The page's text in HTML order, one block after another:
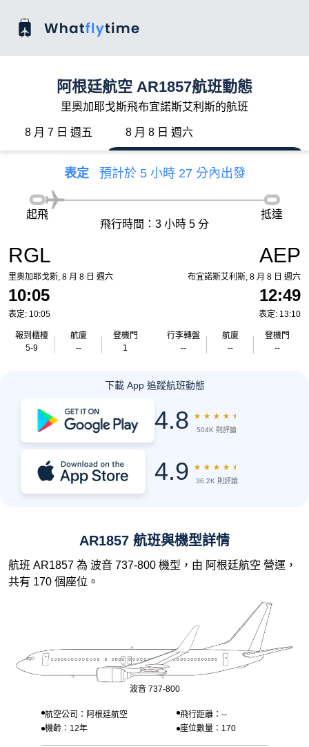
阿根廷航空 AR1857航班動態
里奧加耶戈斯飛布宜諾斯艾利斯的航班
8 月 7 日 週五 8 月 8 日 週六
表定 預計於 5 小時 27 分內出發
RGL
里奧加耶戈斯, 8 月 8 日 週六
10:05
表定: 10:05
報到櫃檯
5-9
航廈
--
登機門
1
起飛
飛行時間：3 小時 5 分
抵達
AEP
布宜諾斯艾利斯, 8 月 8 日 週六
12:49
表定: 13:10
行李轉盤
--
航廈
--
登機門
--
下載 App 追蹤航班動態
4.8 ★ ★ ★ ★ ★
504K 則評論
4.9 ★ ★ ★ ★ ★
36.2K 則評論
AR1857 航班與機型詳情
航班 AR1857 為 波音 737-800 機型，由 阿根廷航空 營運，
共有 170 個座位。
波音 737-800
航空公司：阿根廷航空
飛行距離：--
機齡：12年
座位數量：170